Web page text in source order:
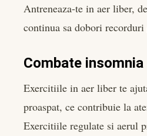
Antreneaza-te in aer liber,
continua sa dobori recorduri
Combate insomnia
Exercitiile in aer liber te
proaspat, ce contribuie la
Exercitiile regulate si aerul